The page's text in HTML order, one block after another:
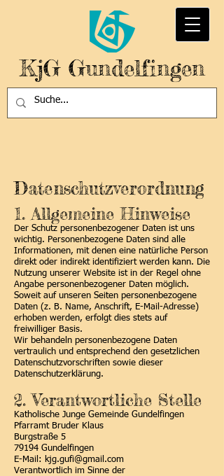
KjG Gundelfingen
Datenschutzverordnung
1. Allgemeine Hinweise
Der Schutz personenbezogener Daten ist uns
wichtig. Personenbezogene Daten sind alle
Informationen, mit denen eine natürliche Person
direkt oder indirekt identifiziert werden kann. Die
Nutzung unserer Website ist in der Regel ohne
Angabe personenbezogener Daten möglich.
Soweit auf unseren Seiten personenbezogene
Daten (z. B. Name, Anschrift, E-Mail-Adresse)
erhoben werden, erfolgt dies stets auf
freiwilliger Basis.
Wir behandeln personenbezogene Daten
vertraulich und entsprechend den gesetzlichen
Datenschutzvorschriften sowie dieser
Datenschutzerklärung.
2. Verantwortliche Stelle
Katholische Junge Gemeinde Gundelfingen
Pfarramt Bruder Klaus
Burgstraße 5
79194 Gundelfingen
E-Mail: kjg.gufi@gmail.com
Verantwortlich im Sinne der